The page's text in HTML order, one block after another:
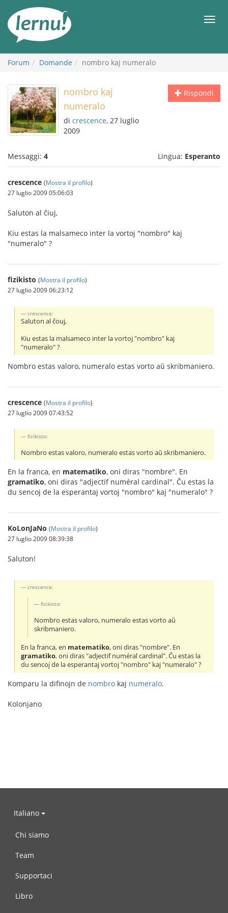
all’indice
Forum Domande nombro kaj numeralo
Rispondi
nombro kaj
numeralo
di crescence, 27 luglio
2009
Messaggi: 4 Lingua: Esperanto
crescence (Mostra il profilo)
27 luglio 2009 05:06:03
Saluton al ĉiuj,
Kiu estas la malsameco inter la vortoj "nombro" kaj
"numeralo" ?
fizikisto (Mostra il profilo)
27 luglio 2009 06:23:12
crescence:
Saluton al ĉouj,
Kiu estas la malsameco inter la vortoj "nombro" kaj
"numeralo" ?
Nombro estas valoro, numeralo estas vorto aŭ skribmaniero.
crescence (Mostra il profilo)
27 luglio 2009 07:43:52
fizikisto:
Nombro estas valoro, numeralo estas vorto aŭ skribmaniero.
En la franca, en matematiko, oni diras "nombre". En
gramatiko, oni diras "adjectif numéral cardinal". Ĉu estas la
du sencoj de la esperantaj vortoj "nombro" kaj "numeralo" ?
KoLonJaNo (Mostra il profilo)
27 luglio 2009 08:39:38
Saluton!
crescence:
fizikisto:
Nombro estas valoro, numeralo estas vorto aŭ
skribmaniero.
En la franca, en matematiko, oni diras "nombre". En
gramatiko, oni diras "adjectif numéral cardinal". Ĉu estas la
du sencoj de la esperantaj vortoj "nombro" kaj "numeralo" ?
Komparu la difinojn de nombro kaj numeralo.
Kolonjano
Italiano
Chi siamo
Team
Supportaci
Libro